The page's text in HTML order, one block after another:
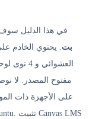
في هذا الدليل
22.04 LTS 64 بت